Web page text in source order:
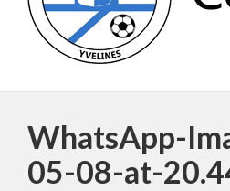
WhatsApp-
05-08-at-